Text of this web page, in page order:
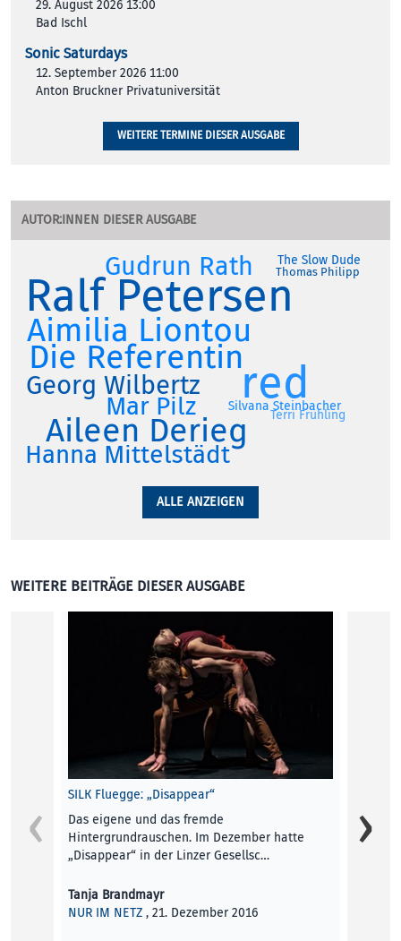
29. August 2026 13:00
Bad Ischl
Sonic Saturdays
12. September 2026 11:00
Anton Bruckner Privatuniversität
WEITERE TERMINE DIESER AUSGABE
AUTOR:INNEN DIESER AUSGABE
Ralf Petersen
red
Aileen Derieg
Aimilia Liontou
Die Referentin
Georg Wilbertz
Gudrun Rath
Hanna Mittelstädt
Mar Pilz Silvana Steinbacher
Terri Frühling
The Slow Dude
Thomas Philipp
ALLE ANZEIGEN
WEITERE BEITRÄGE DIESER AUSGABE
SILK Fluegge: „Disappear“
Das eigene und das fremde
Hintergrundrauschen. Im Dezember hatte
„Disappear“ in der Linzer Gesellsc…
Tanja Brandmayr
NUR IM NETZ , 21. Dezember 2016